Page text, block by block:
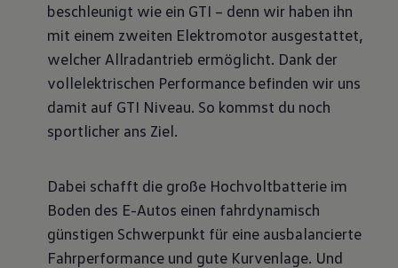
beschleunigt wie ein GTI – denn wir haben ihn
mit einem zweiten Elektromotor ausgestattet,
welcher Allradantrieb ermöglicht. Dank der
vollelektrischen Performance befinden wir uns
damit auf GTI Niveau. So kommst du noch
sportlicher ans Ziel.
Dabei schafft die große Hochvoltbatterie im
Boden des E-Autos einen fahrdynamisch
günstigen Schwerpunkt für eine ausbalancierte
Fahrperformance und gute Kurvenlage. Und